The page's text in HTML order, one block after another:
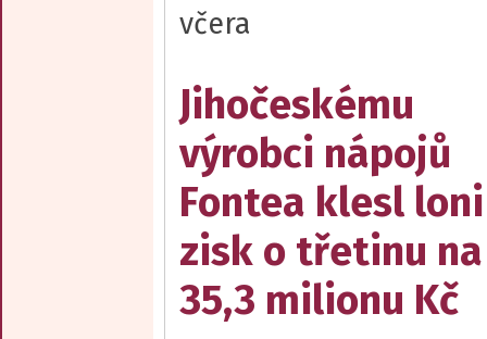
včera
Jihočeskému
výrobci nápojů
Fontea klesl loni
zisk o třetinu na
35,3 milionu Kč